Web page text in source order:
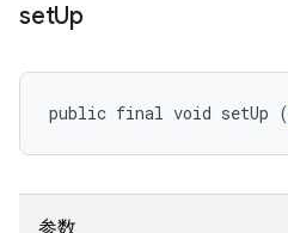
setUp
public final void setUp (
参数